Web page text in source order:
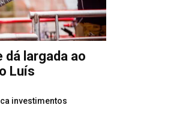
largada ao
Luís
investimentos